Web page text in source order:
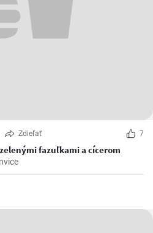
Zdieľať 7
fazuľkami a cícerom